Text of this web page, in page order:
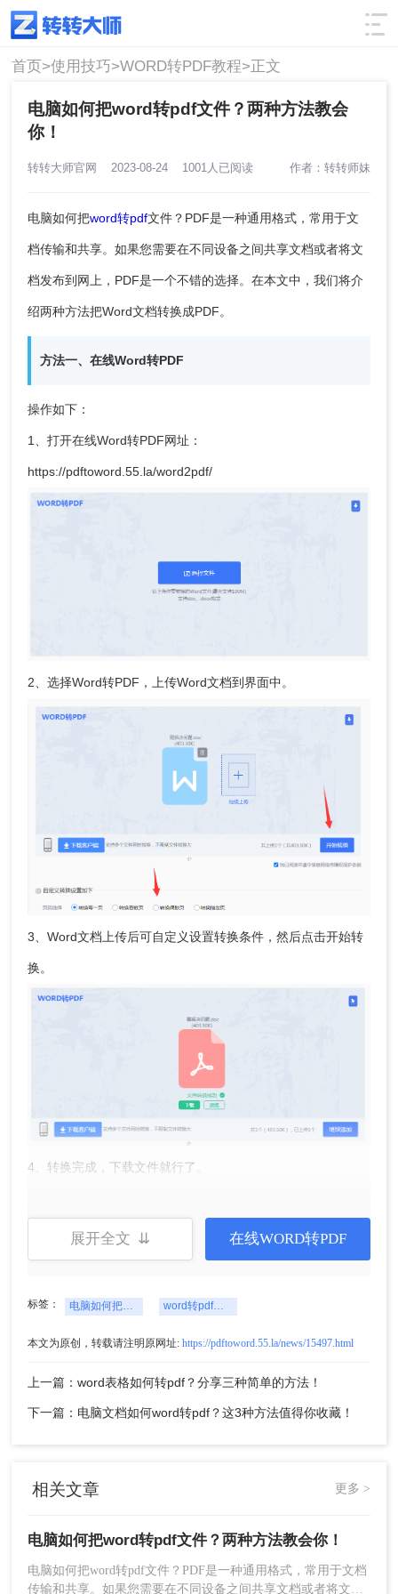
使用技巧 筛选
首页>使用技巧>WORD转PDF教程>正文
电脑如何把word转pdf文件？两种方法教会
你！
转转大师官网 2023-08-24 1001人已阅读 作者：转转师妹
电脑如何把word转pdf文件？PDF是一种通用格式，常用于文
档传输和共享。如果您需要在不同设备之间共享文档或者将文
档发布到网上，PDF是一个不错的选择。在本文中，我们将介
绍两种方法把Word文档转换成PDF。
方法一、在线Word转PDF
操作如下：
1、打开在线Word转PDF网址：
https://pdftoword.55.la/word2pdf/
2、选择Word转PDF，上传Word文档到界面中。
3、Word文档上传后可自定义设置转换条件，然后点击开始转
换。
4、转换完成，下载文件就行了。
方法二、转转大师批量Word转PDF客户端
操作如下：
1、官网下载客户端
哦，客户端处理批量文件特别有优势哦。
展开全文 ⇊ 在线WORD转PDF
标签： 电脑如何把word转pdf文件 word转pdf文档
本文为原创，转载请注明原网址: https://pdftoword.55.la/news/15497.html
上一篇：word表格如何转pdf？分享三种简单的方法！
下一篇：电脑文档如何word转pdf？这3种方法值得你收藏！
相关文章 更多 >
电脑如何把word转pdf文件？两种方法教会你！
电脑如何把word转pdf文件？PDF是一种通用格式，常用于文档
传输和共享。如果您需要在不同设备之间共享文档或者将文档